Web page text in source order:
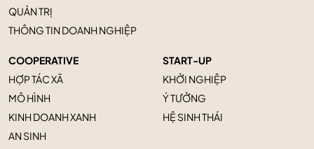
QUẢN TRỊ
THÔNG TIN DOANH NGHIỆP
COOPERATIVE
HỢP TÁC XÃ
MÔ HÌNH
KINH DOANH XANH
AN SINH
START-UP
KHỞI NGHIỆP
Ý TƯỞNG
HỆ SINH THÁI